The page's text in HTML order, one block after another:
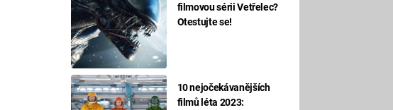
filmovou sérii Vetřelec?
Otestujte se!
10 nejočekávanějších
filmů léta 2023: